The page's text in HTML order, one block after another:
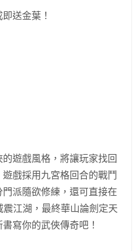
送金葉！
的遊戲風格，將讓玩家找回
戲採用九宮格回合的戰鬥
派隨欲修練，還可直接在
江湖，最終華山論劍定天
寫你的武俠傳奇吧！